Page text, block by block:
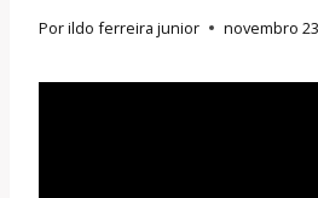
Porildo ferreira junior novembro